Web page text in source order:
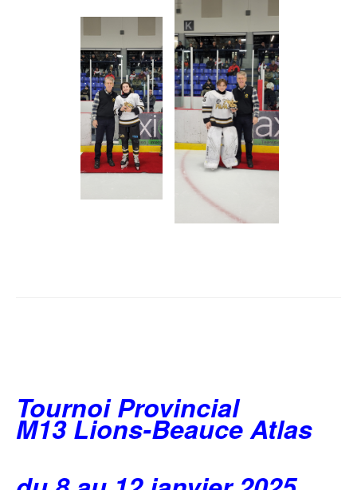
Tournoi Provincial
M13 Lions-Beauce Atlas